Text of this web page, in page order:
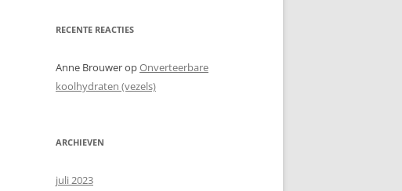
RECENTE REACTIES
Anne BrouweropOnverteerbare
koolhydraten (vezels)
ARCHIEVEN
juli 2023